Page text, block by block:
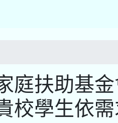
庭扶助基
校學生依需